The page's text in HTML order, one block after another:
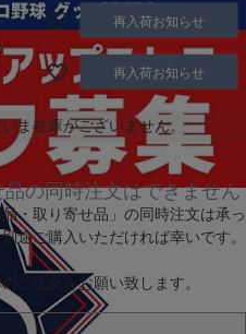
再入荷お知らせ
再入荷お知らせ
ま在庫がございません。
の同時注文はできません
品・取り寄せ品」 の同時注文は承っ
途ご購入いただければ幸いです。
のご注文をお願い致します。